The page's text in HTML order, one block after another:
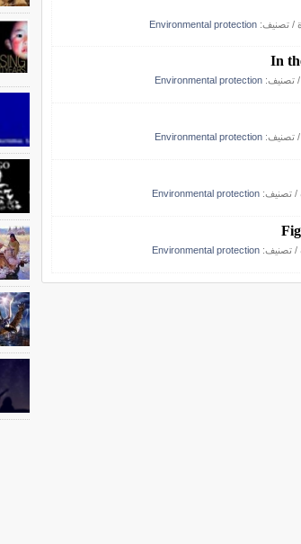
/ تصنيف: Environmental protection
In
/ تصنيف: Environmental protection
/ تصنيف: Environmental protection
/ تصنيف: Environmental protection
/ تصنيف: Environmental protection